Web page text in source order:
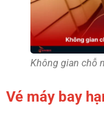
Không gian chỗ
Vé máy bay